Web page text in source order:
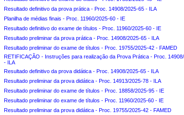
Resultado definitivo da prova prática - Proc. 14908/2025-65 - ILA
Planilha de médias finais - Proc. 11960/2025-60 - IE
Resultado definitivo do exame de títulos - Proc. 11960/2025-60 - IE
Resultado preliminar da prova prática - Proc. 14908/2025-65 - ILA
Resultado preliminar do exame de títulos - Proc. 19755/2025-42 - FAMED
RETIFICAÇÃO - Instruções para realização da Prova Prática - Proc.
- ILA
Resultado definitivo da prova didática - Proc. 14908/2025-65 - ILA
Resultado preliminar da prova didática - Proc. 14913/2025-78 - ILA
Resultado preliminar do exame de títulos - Proc. 18858/2025-95 - IE
Resultado preliminar do exame de títulos - Proc. 11960/2025-60 - IE
Resultado preliminar da prova didática - Proc. 19755/2025-42 - FAMED